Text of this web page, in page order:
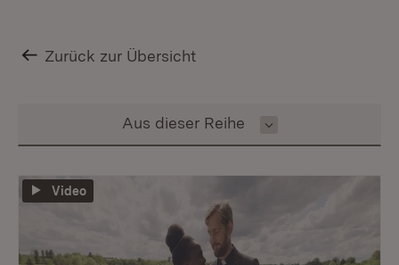
Zurück zur Übersicht
Inhalt auswählen
Aus dieser Reihe
Video